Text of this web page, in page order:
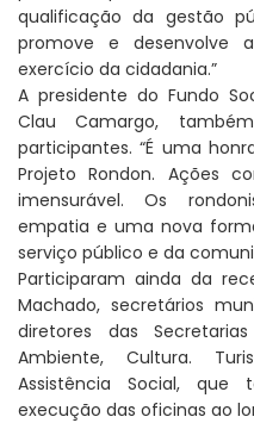
qualificação da gestão
promove e desenvolve
exercício da cidadania.”
A presidente do Fundo
Clau Camargo,
participantes. “É uma
Projeto Rondon. Ações
imensurável. Os
empatia e uma nova
serviço público e da
Participaram ainda da
Machado, secretários
diretores das
Ambiente, Cultura.
Assistência Social, que
execução das oficinas ao